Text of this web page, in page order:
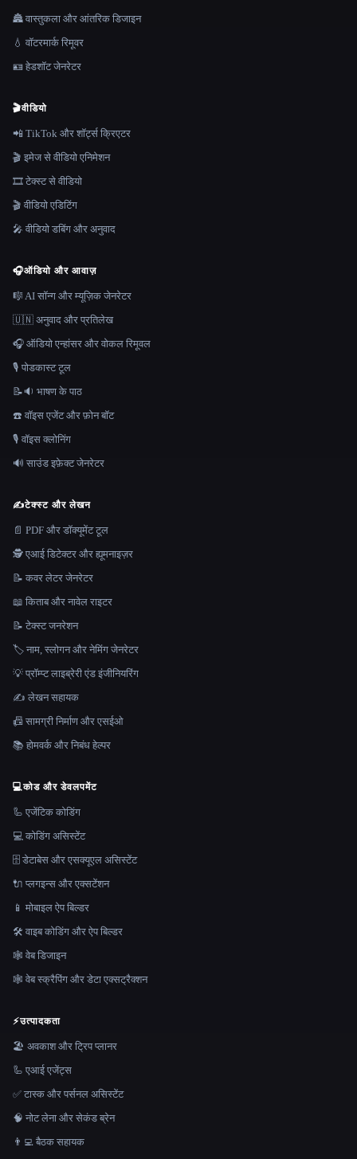
🏯 वास्तुकला और आंतरिक डिजाइन
💧 वॉटरमार्क रिमूवर
🪪 हेडशॉट जेनरेटर
🎬वीडियो
📲 TikTok और शॉर्ट्स क्रिएटर
🎬 इमेज से वीडियो एनिमेशन
🎞️ टेक्स्ट से वीडियो
🎬 वीडियो एडिटिंग
🎤 वीडियो डबिंग और अनुवाद
🎧ऑडियो और आवाज़
🎼 AI सॉन्ग और म्यूज़िक जेनरेटर
🇺🇳 अनुवाद और प्रतिलेख
🎧 ऑडियो एन्हांसर और वोकल रिमूवल
🎙️ पोडकास्ट टूल
📝🔉 भाषण के पाठ
☎️ वॉइस एजेंट और फ़ोन बॉट
🎙️ वॉइस क्लोनिंग
🔊 साउंड इफ़ेक्ट जेनरेटर
✍️टेक्स्ट और लेखन
📄 PDF और डॉक्यूमेंट टूल
🕵️ एआई डिटेक्टर और ह्यूमनाइज़र
📝 कवर लेटर जेनरेटर
📖 किताब और नावेल राइटर
📝 टेक्स्ट जनरेशन
🏷️ नाम, स्लोगन और नेमिंग जेनरेटर
💡 प्रॉम्प्ट लाइब्रेरी एंड इंजीनियरिंग
✍️ लेखन सहायक
📠 सामग्री निर्माण और एसईओ
📚 होमवर्क और निबंध हेल्पर
💻कोड और डेवलपमेंट
🦾 एजेंटिक कोडिंग
💻 कोडिंग असिस्टेंट
🗄️ डेटाबेस और एसक्यूएल असिस्टेंट
🔌 प्लगइन्स और एक्सटेंशन
📱 मोबाइल ऐप बिल्डर
🛠️ वाइब कोडिंग और ऐप बिल्डर
🕸 वेब डिजाइन
🕸️ वेब स्क्रैपिंग और डेटा एक्सट्रैक्शन
⚡उत्पादकता
🏖 अवकाश और ट्रिप प्लानर
🦾 एआई एजेंट्स
✅ टास्क और पर्सनल असिस्टेंट
🧠 नोट लेना और सेकंड ब्रेन
👨‍💻 बैठक सहायक